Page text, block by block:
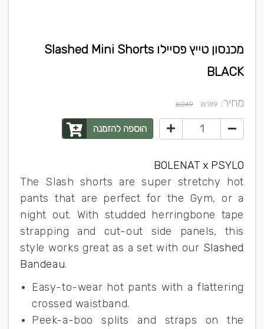
מכנסון טייץ פסיילו Slashed Mini Shorts
BLACK
מחיר: ₪189
₪249
הוספה להזמנה
BOLENAT x PSYLO
The Slash shorts are super stretchy hot
pants that are perfect for the Gym, or a
night out. With studded herringbone tape
strapping and cut-out side panels, this
style works great as a set with our Slashed
Bandeau.
Easy-to-wear hot pants with a flattering
crossed waistband.
Peek-a-boo splits and straps on the